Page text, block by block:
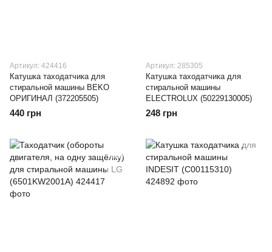
Артикул: 424416
Катушка таходатчика для
стиральной машины BEKO
ОРИГИНАЛ (372205505)
440 грн
Артикул: 285305
Катушка таходатчика для
стиральной машины
ELECTROLUX (50229130005)
248 грн